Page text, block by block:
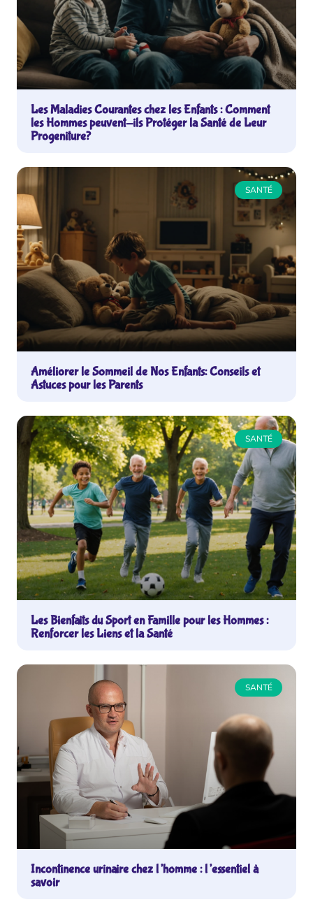
Les Maladies Courantes chez les Enfants : Comment
les Hommes peuvent-ils Protéger la Santé de Leur
Progeniture?
SANTÉ
Améliorer le Sommeil de Nos Enfants: Conseils et
Astuces pour les Parents
SANTÉ
Les Bienfaits du Sport en Famille pour les Hommes :
Renforcer les Liens et la Santé
SANTÉ
Incontinence urinaire chez l’homme : l’essentiel à
savoir